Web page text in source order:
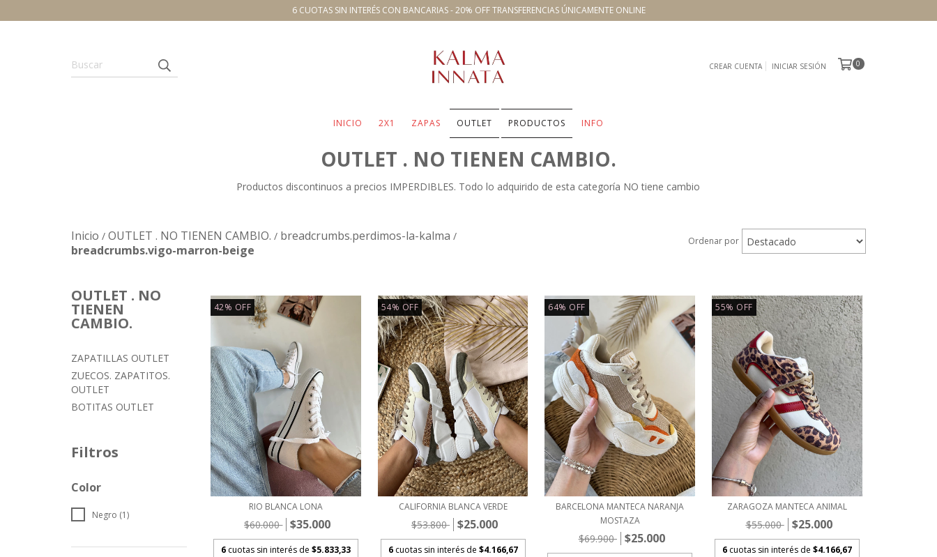
6 CUOTAS SIN INTERÉS CON BANCARIAS - 20% OFF TRANSFERENCIAS ÚNICAMENTE ONLINE
CREAR CUENTA INICIAR SESIÓN 0
INICIO 2X1 ZAPAS OUTLET PRODUCTOS INFO
OUTLET . NO TIENEN CAMBIO.
Productos discontinuos a precios IMPERDIBLES. Todo lo adquirido de esta categoría NO tiene cambio
Inicio / OUTLET . NO TIENEN CAMBIO. / breadcrumbs.perdimos-la-kalma /
breadcrumbs.vigo-marron-beige
Ordenar por
OUTLET . NO
TIENEN
CAMBIO.
ZAPATILLAS OUTLET
ZUECOS. ZAPATITOS.
OUTLET
BOTITAS OUTLET
Filtros
Color
Negro (1)
42% OFF
RIO BLANCA LONA
$60.000 $35.000
6 cuotas sin interés de $5.833,33
54% OFF
CALIFORNIA BLANCA VERDE
$53.800 $25.000
6 cuotas sin interés de $4.166,67
64% OFF
BARCELONA MANTECA NARANJA
MOSTAZA
$69.900 $25.000
55% OFF
ZARAGOZA MANTECA ANIMAL
$55.000 $25.000
6 cuotas sin interés de$4.166,67